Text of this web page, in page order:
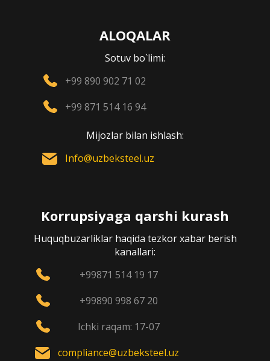
ALOQALAR
Sotuv bo`limi:
+99 890 902 71 02
+99 871 514 16 94
Mijozlar bilan ishlash:
Info@uzbeksteel.uz
Korrupsiyaga qarshi kurash
Huquqbuzarliklar haqida tezkor xabar berish
kanallari:
+99871 514 19 17
+99890 998 67 20
Ichki raqam: 17-07
compliance@uzbeksteel.uz